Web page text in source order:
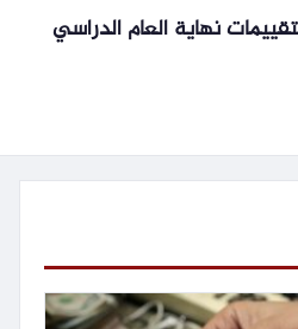
نهاية العام الدراسي